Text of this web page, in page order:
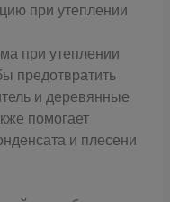
при утеплении
при утеплении
предотвратить
и деревянные
помогает
и плесени